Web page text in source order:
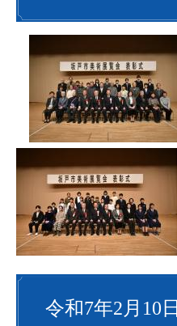
令和7年2月10日